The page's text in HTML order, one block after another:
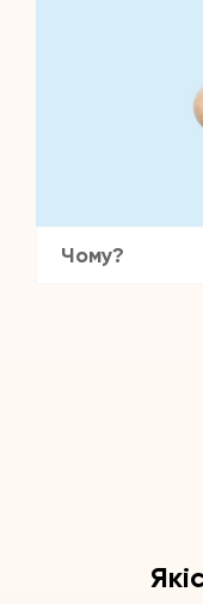
Чому?